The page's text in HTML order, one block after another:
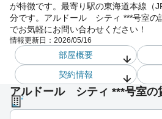
が特徴です。最寄り駅の東海道本線（
分です。アルドール シティ ***号室の
でお気軽にお問い合わせください！
情報更新日： 2026/05/16
部屋概要
契約情報
アルドール シティ ***号室の